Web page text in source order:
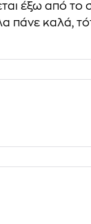
έξω από το
πάνε καλά,